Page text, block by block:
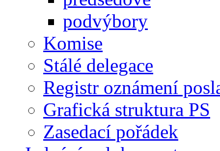
podvýbory
Komise
Stálé delegace
Registr oznámení
Grafická struktura PS
Zasedací pořádek